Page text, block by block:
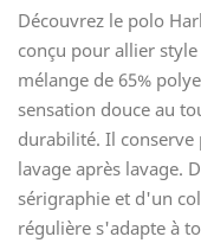
Découvrez le polo
conçu pour allier
mélange de 65%
sensation douce au
durabilité. Il conserve
lavage après lavage.
sérigraphie et d'un
régulière s'adapte à